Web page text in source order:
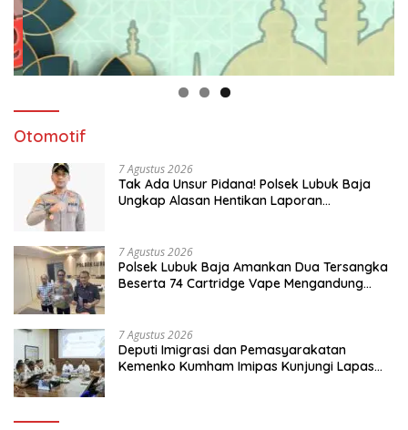
Otomotif
7 Agustus 2026
Tak Ada Unsur Pidana! Polsek Lubuk Baja
Ungkap Alasan Hentikan Laporan
7 Agustus 2026
Polsek Lubuk Baja Amankan Dua Tersangka
Beserta 74 Cartridge Vape Mengandung
7 Agustus 2026
Deputi Imigrasi dan Pemasyarakatan
Kemenko Kumham Imipas Kunjungi Lapas